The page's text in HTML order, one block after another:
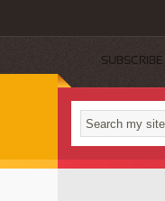
SUBSCRIBE